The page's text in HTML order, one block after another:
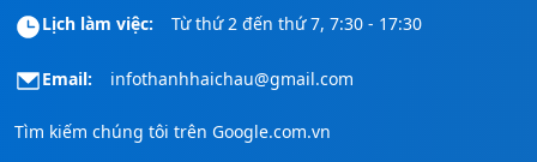
Lịch làm việc: Từ thứ 2 đến thứ 7, 7:30 - 17:30
Email: infothanhhaichau@gmail.com
Tìm kiếm chúng tôi trên Google.com.vn